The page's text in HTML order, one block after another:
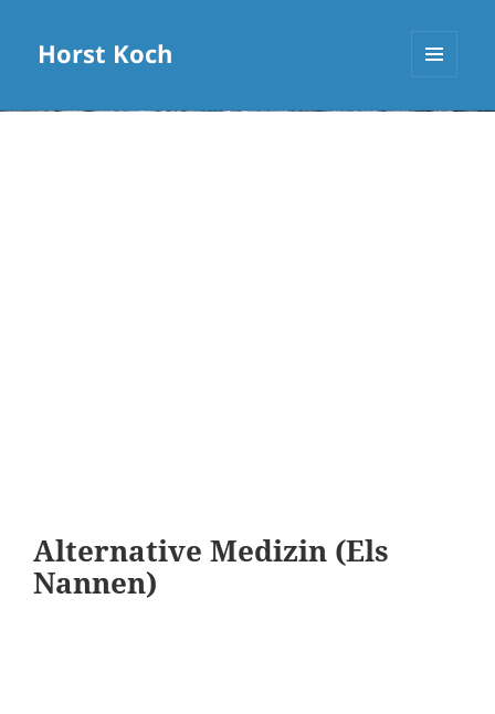
Horst Koch
Alternative Medizin (Els
Nannen)